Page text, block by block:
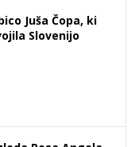
Juša Čopa, ki
Slovenijo